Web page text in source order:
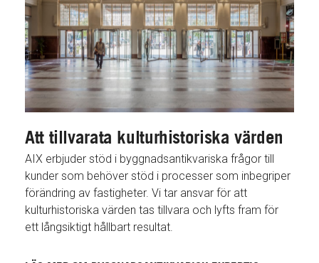
Att tillvarata kulturhistoriska värden
AIX erbjuder stöd i byggnadsantikvariska frågor till
kunder som behöver stöd i processer som inbegriper
förändring av fastigheter. Vi tar ansvar för att
kulturhistoriska värden tas tillvara och lyfts fram för
ett långsiktigt hållbart resultat.